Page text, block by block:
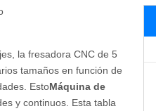
la fresadora CNC de 5
tamaños en función de
EstoMáquina de
y continuos. Esta tabla